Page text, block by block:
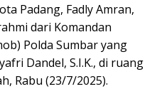
Padang, Fadly Amran,
dari Komandan
Polda Sumbar yang
Dandel, S.I.K., di ruang
Rabu (23/7/2025).